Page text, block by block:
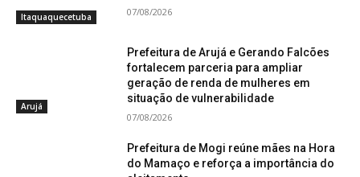
Itaquaquecetuba 07/08/2026
Arujá
Prefeitura de Arujá e Gerando Falcões
fortalecem parceria para ampliar
geração de renda de mulheres em
situação de vulnerabilidade
07/08/2026
Prefeitura de Mogi reúne mães na Hora
do Mamaço e reforça a importância do